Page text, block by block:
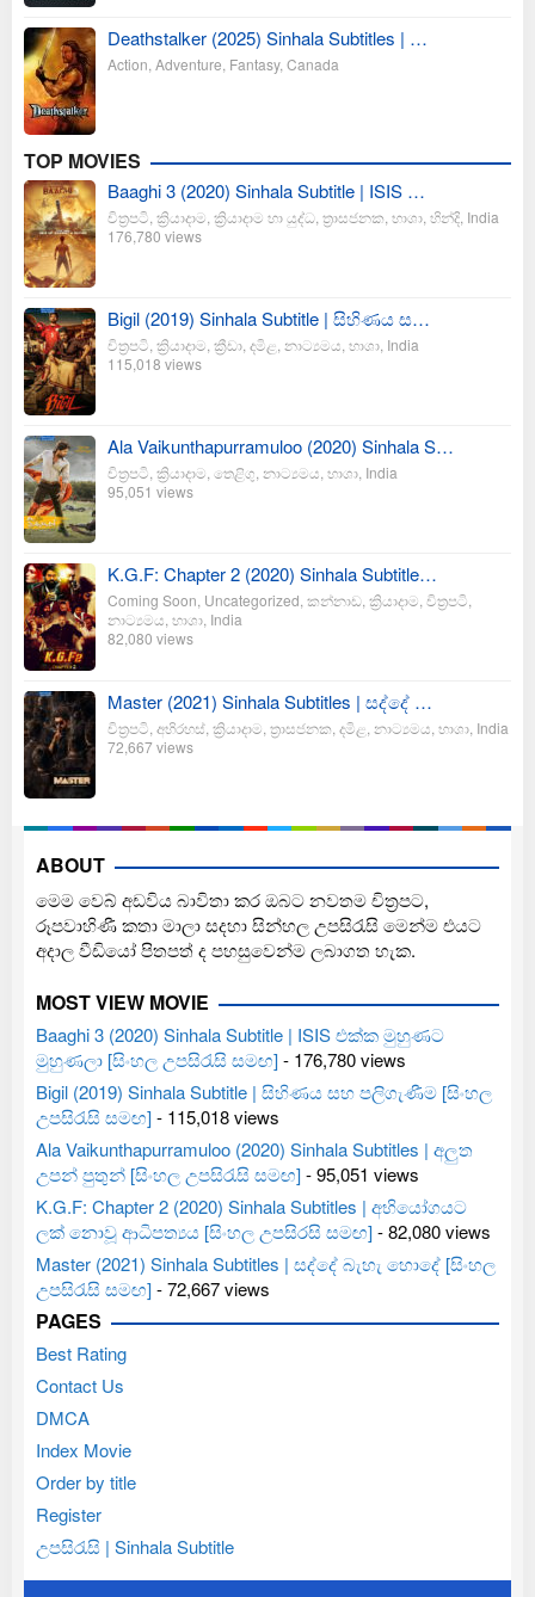
Deathstalker (2025) Sinhala Subtitles | …
Action Adventure Fantasy, Canada
TOP MOVIES
Baaghi 3 (2020) Sinhala Subtitle | ISIS …
චිත්‍රපටි ක්‍රියාදාම ක්‍රියාදාම හා යුද්ධ ත්‍රාසජනක භාශා හින්දි India
176,780 views
Bigil (2019) Sinhala Subtitle | සිහිණය ස…
චිත්‍රපටි ක්‍රියාදාම ක්‍රීඩා දමිළ නාට්‍යමය භාශා India
115,018 views
Ala Vaikunthapurramuloo (2020) Sinhala S…
චිත්‍රපටි ක්‍රියාදාම තෙළිගු නාට්‍යමය භාශා India
95,051 views
K.G.F: Chapter 2 (2020) Sinhala Subtitle…
Coming Soon Uncategorized කන්නාඩ ක්‍රියාදාම චිත්‍රපටි
නාට්‍යමය භාශා India
82,080 views
Master (2021) Sinhala Subtitles | සද්දේ …
චිත්‍රපටි අභිරහස් ක්‍රියාදාම ත්‍රාසජනක දමිළ නාට්‍යමය භාශා India
72,667 views
ABOUT
මෙම වෙබ් අඩවිය බාවිතා කර ඔබට නවතම චිත්‍රපට,
රූපවාහිණී කතා මාලා සදහා සින්හල උපසිරැසි මෙන්ම එයට
අදාල වීඩියෝ පිතපත් ද පහසුවෙන්ම ලබාගත හැක.
MOST VIEW MOVIE
Baaghi 3 (2020) Sinhala Subtitle | ISIS එක්ක මුහුණට
මුහුණලා [සිංහල උපසිරැසි සමඟ]- 176,780 views
Bigil (2019) Sinhala Subtitle | සිහිණය සහ පලිගැණීම [සිංහල
උපසිරැසි සමඟ]- 115,018 views
Ala Vaikunthapurramuloo (2020) Sinhala Subtitles | අලුත
උපන් පුතුන් [සිංහල උපසිරැසි සමඟ]- 95,051 views
K.G.F: Chapter 2 (2020) Sinhala Subtitles | අභියෝගයට
ලක් නොවූ ආධිපත්‍යය [සිංහල උපසිරසි සමඟ]- 82,080 views
Master (2021) Sinhala Subtitles | සද්දේ බැහැ හොදේ [සිංහල
උපසිරැසි සමඟ]- 72,667 views
PAGES
Best Rating
Contact Us
DMCA
Index Movie
Order by title
Register
උපසිරැසි | Sinhala Subtitle